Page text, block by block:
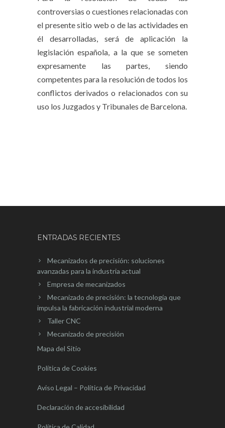
controversias o cuestiones relacionadas con
el presente sitio web o de las actividades en
él desarrolladas, será de aplicación la
legislación española, a la que se someten
expresamente las partes, siendo
competentes para la resolución de todos los
conflictos derivados o relacionados con su
uso los Juzgados y Tribunales de Barcelona.
ENTRADAS RECIENTES
Mecanizados de precisión: soluciones
avanzadas para la industria actual
Empresa de mecanizados
Mecanizado de precisión: la tecnología que
impulsa la fabricación industrial moderna
Taller CNC
Mecanizado de precisión
Mapa del Sitio
Política de Cookies
Aviso Legal – Política de Privacidad
Declaración de accesibilidad